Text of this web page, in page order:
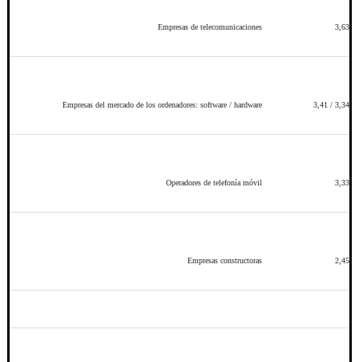
Empresas de telecomunicaciones 3,63
Empresas del mercado de los ordenadores: software / hardware 3,41 / 3,34
Operadores de telefonía móvil 3,33
Empresas constructoras 2,45